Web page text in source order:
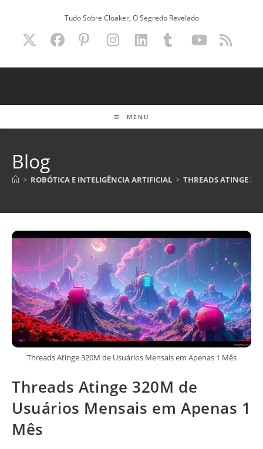
Tudo Sobre Cloaker, O Segredo Revelado
MENU
Blog
> ROBÓTICA E INTELIGÊNCIA ARTIFICIAL > THREADS ATINGE
Threads Atinge 320M de Usuários Mensais em Apenas 1 Mês
Threads Atinge 320M de
Usuários Mensais em Apenas 1
Mês